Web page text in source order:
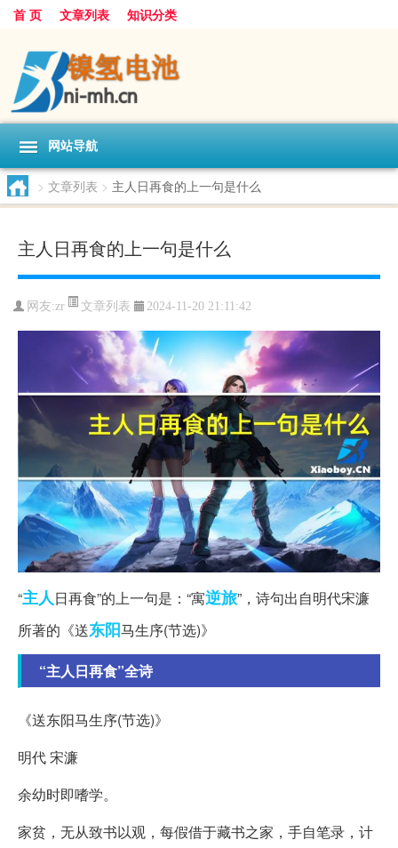
首 页 文章列表 知识分类
网站导航
> 文章列表 > 主人日再食的上一句是什么
主人日再食的上一句是什么
网友:zr 文章列表 2024-11-20 21:11:42
“主人日再食”的上一句是：“寓逆旅”，诗句出自明代宋濂
所著的《送东阳马生序(节选)》
“主人日再食”全诗
《送东阳马生序(节选)》
明代 宋濂
余幼时即嗜学。
家贫，无从致书以观，每假借于藏书之家，手自笔录，计